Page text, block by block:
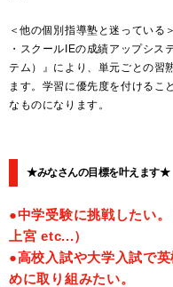
＜他の個別指導塾と迷っている＞
・スクールIEの成績アップシス
テム）』により、単元ごとの習
ます。学習に優先度を付けるこ
なものになります。
★みなさんの目標を叶えます★
●中学受験に挑戦したい
上宮 etc...）
●高校入試や大学入試で
めに取り組みたい。